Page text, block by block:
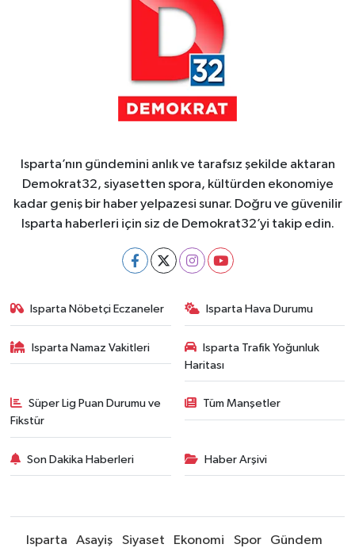
Isparta’nın gündemini anlık ve tarafsız şekilde aktaran
Demokrat32, siyasetten spora, kültürden ekonomiye
kadar geniş bir haber yelpazesi sunar. Doğru ve güvenilir
Isparta haberleri için siz de Demokrat32’yi takip edin.
Isparta Nöbetçi Eczaneler Isparta Hava Durumu
Isparta Namaz Vakitleri
Isparta Trafik Yoğunluk
Haritası
Süper Lig Puan Durumu ve
Fikstür
Tüm Manşetler
Son Dakika Haberleri Haber Arşivi
Isparta Asayiş Siyaset Ekonomi Spor Gündem